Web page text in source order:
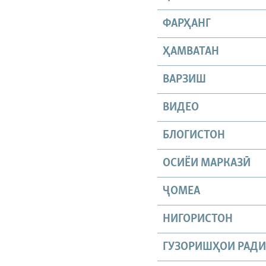
ФАРҲАНГ
ҲАМВАТАН
ВАРЗИШ
ВИДЕО
БЛОГИСТОН
ОСИЁИ МАРКАЗӢ
ҶОМEА
НИГОРИСТОН
ГУЗОРИШҲОИ